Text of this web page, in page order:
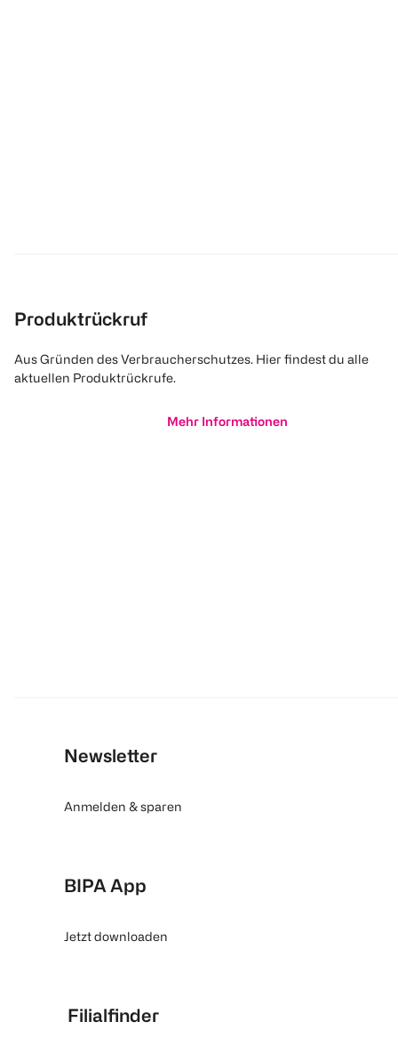
Produktrückruf
Aus Gründen des Verbraucherschutzes. Hier findest du alle
aktuellen Produktrückrufe.
Mehr Informationen
Newsletter
Anmelden & sparen
BIPA App
Jetzt downloaden
Filialfinder